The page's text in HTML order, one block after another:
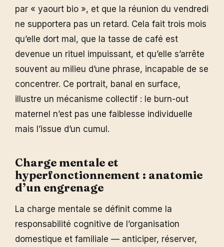
par « yaourt bio », et que la réunion du vendredi
ne supportera pas un retard. Cela fait trois mois
qu’elle dort mal, que la tasse de café est
devenue un rituel impuissant, et qu’elle s’arrête
souvent au milieu d’une phrase, incapable de se
concentrer. Ce portrait, banal en surface,
illustre un mécanisme collectif : le burn-out
maternel n’est pas une faiblesse individuelle
mais l’issue d’un cumul.
Charge mentale et
hyperfonctionnement : anatomie
d’un engrenage
La charge mentale se définit comme la
responsabilité cognitive de l’organisation
domestique et familiale — anticiper, réserver,